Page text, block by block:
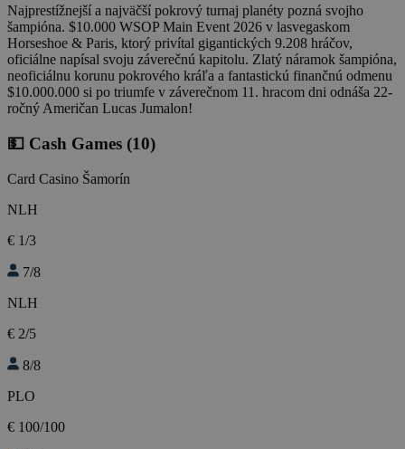
Najprestížnejší a najväčší pokrový turnaj planéty pozná svojho
šampióna. $10.000 WSOP Main Event 2026 v lasvegaskom
Horseshoe & Paris, ktorý privítal gigantických 9.208 hráčov,
oficiálne napísal svoju záverečnú kapitolu. Zlatý náramok šampióna,
neoficiálnu korunu pokrového kráľa a fantastickú finančnú odmenu
$10.000.000 si po triumfe v záverečnom 11. hracom dni odnáša 22-
ročný Američan Lucas Jumalon!
💵 Cash Games (10)
Card Casino Šamorín
NLH
€ 1/3
7/8
NLH
€ 2/5
8/8
PLO
€ 100/100